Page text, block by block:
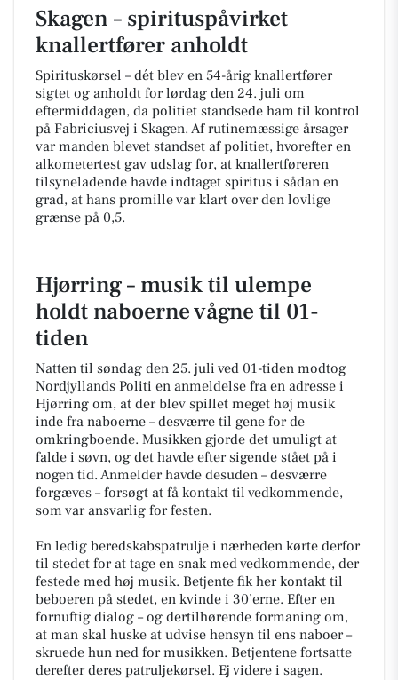
Skagen – spirituspåvirket
knallertfører anholdt
Spirituskørsel – dét blev en 54-årig knallertfører
sigtet og anholdt for lørdag den 24. juli om
eftermiddagen, da politiet standsede ham til kontrol
på Fabriciusvej i Skagen. Af rutinemæssige årsager
var manden blevet standset af politiet, hvorefter en
alkometertest gav udslag for, at knallertføreren
tilsyneladende havde indtaget spiritus i sådan en
grad, at hans promille var klart over den lovlige
grænse på 0,5.
Hjørring – musik til ulempe
holdt naboerne vågne til 01-
tiden
Natten til søndag den 25. juli ved 01-tiden modtog
Nordjyllands Politi en anmeldelse fra en adresse i
Hjørring om, at der blev spillet meget høj musik
inde fra naboerne – desværre til gene for de
omkringboende. Musikken gjorde det umuligt at
falde i søvn, og det havde efter sigende stået på i
nogen tid. Anmelder havde desuden – desværre
forgæves – forsøgt at få kontakt til vedkommende,
som var ansvarlig for festen.
En ledig beredskabspatrulje i nærheden kørte derfor
til stedet for at tage en snak med vedkommende, der
festede med høj musik. Betjente fik her kontakt til
beboeren på stedet, en kvinde i 30’erne. Efter en
fornuftig dialog – og dertilhørende formaning om,
at man skal huske at udvise hensyn til ens naboer –
skruede hun ned for musikken. Betjentene fortsatte
derefter deres patruljekørsel. Ej videre i sagen.